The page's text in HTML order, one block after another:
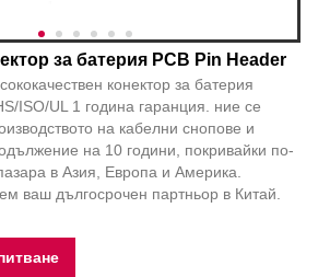
за батерия PCB Pin Header
конектор за батерия
ISO/UL 1 година гаранция. ние се
на кабелни снопове и
на 10 години, покривайки по-
в Азия, Европа и Америка.
ваш дългосрочен партньор в Китай.